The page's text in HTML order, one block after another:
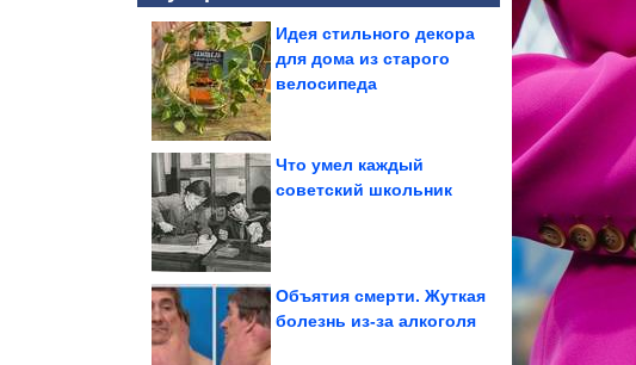
Найден серьезный
подсластителей.
Особо...
Идея стильного декора
для дома из старого
велосипеда
Что умел каждый
советский школьник
Объятия смерти. Жуткая
болезнь из-за алкоголя